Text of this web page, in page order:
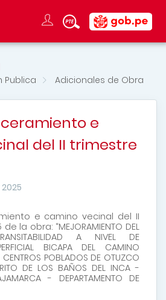
Publica Adicionales de Obra
e
del II trimestre
e camino vecinal del II
la obra: “MEJORAMIENTO DEL
A NIVEL DE
BICAPA DEL CAMINO
CENTROS POBLADOS DE OTUZCO
DE LOS BAÑOS DEL INCA -
- DEPARTAMENTO DE